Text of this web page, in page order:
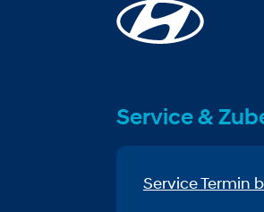
Service &
Service Termin